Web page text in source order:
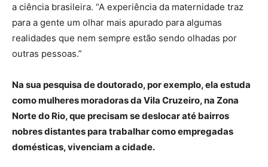
a ciência brasileira. “A experiência da maternidade traz
para a gente um olhar mais apurado para algumas
realidades que nem sempre estão sendo olhadas por
outras pessoas.”
Na sua pesquisa de doutorado, por exemplo, ela estuda
como mulheres moradoras da Vila Cruzeiro, na Zona
Norte do Rio, que precisam se deslocar até bairros
nobres distantes para trabalhar como empregadas
domésticas, vivenciam a cidade.